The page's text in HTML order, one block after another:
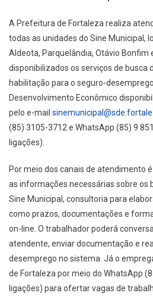
A Prefeitura de Fortaleza realiza
todas as unidades do Sine Municipal,
Aldeota, Parquelândia, Otávio Bonfim
disponibilizados os serviços de busca
habilitação para o seguro-
Desenvolvimento Econômico
pelo e-mail
(85) 3105-3712 e WhatsApp (85) 9
ligações).
Por meio dos canais de atendimento
as informações necessárias sobre os
Sine Municipal, consultoria para
como prazos, documentações e
on-line. O trabalhador poderá
atendente, enviar documentação e
desemprego no sistema. Já o
de Fortaleza por meio do WhatsApp
ligações) para ofertar vagas de